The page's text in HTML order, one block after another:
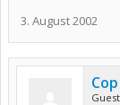
3. August 2002
Cop
Guest